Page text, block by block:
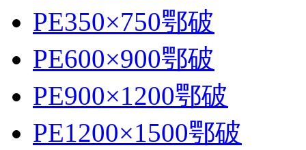
PE350×750鄂破
PE600×900鄂破
PE900×1200鄂破
PE1200×1500鄂破